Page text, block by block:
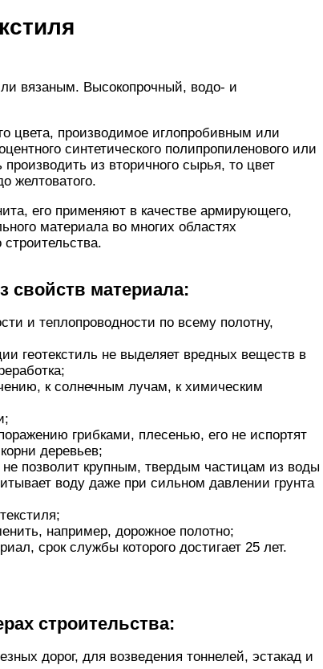
вязаным. Высокопрочный, водо- и
цвета, производимое иглопробивным или
синтетического полипропиленового или
из вторичного сырья, то цвет
желтоватого.
его применяют в качестве армирующего,
материала во многих областях
материала:
и теплопроводности по всему полотну,
геотекстиль не выделяет вредных веществ в
к солнечным лучам, к химическим
грибками, плесенью, его не испортят
деревьев;
позволит крупным, твердым частицам из воды
воду даже при сильном давлении грунта
например, дорожное полотно;
срок службы которого достигает 25 лет.
строительства:
дорог, для возведения тоннелей, эстакад и